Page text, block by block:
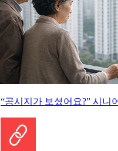
“공시지가 보셨어요?” 시니